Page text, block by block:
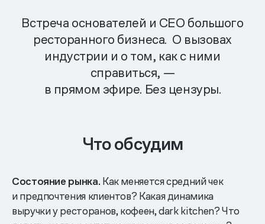
Встреча основателей и CEO большого
ресторанного бизнеса. О вызовах
индустрии и о том, как с ними
справиться, —
в прямом эфире. Без цензуры.
Что обсудим
Состояние рынка. Как меняется средний чек
и предпочтения клиентов? Какая динамика
выручки у ресторанов, кофеен, dark kitchen? Что